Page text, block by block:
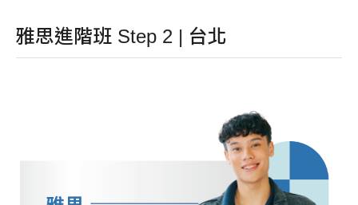
雅思進階班 Step 2 | 台北